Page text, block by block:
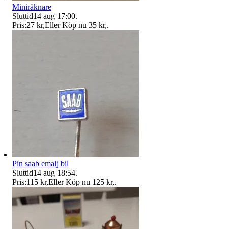
Miniräknare
Sluttid14 aug 17:00.
Pris:27 kr,Eller Köp nu 35 kr,.
Pin saab emalj bil
Sluttid14 aug 18:54.
Pris:115 kr,Eller Köp nu 125 kr,.